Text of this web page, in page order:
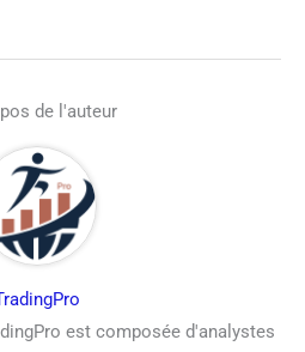
de l'auteur
est composée d'analystes